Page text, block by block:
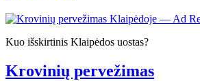
Kuo išskirtinis Klaipėdos uostas?
Krovinių pervežimas